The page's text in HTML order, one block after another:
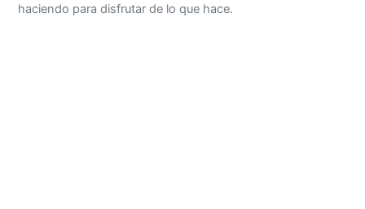
haciendo para disfrutar de lo que hace.